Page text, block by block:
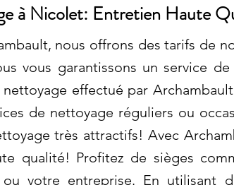
à Nicolet: Entretien Haute
nous offrons des tarifs de
vous garantissons un service
effectué par
de nettoyage réguliers ou
très attractifs! Avec
qualité! Profitez de sièges
votre entreprise. En utilisant